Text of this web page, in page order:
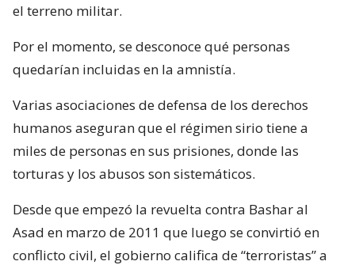
el terreno militar.
Por el momento, se desconoce qué personas
quedarían incluidas en la amnistía.
Varias asociaciones de defensa de los derechos
humanos aseguran que el régimen sirio tiene a
miles de personas en sus prisiones, donde las
torturas y los abusos son sistemáticos.
Desde que empezó la revuelta contra Bashar al
Asad en marzo de 2011 que luego se convirtió en
conflicto civil, el gobierno califica de “terroristas” a